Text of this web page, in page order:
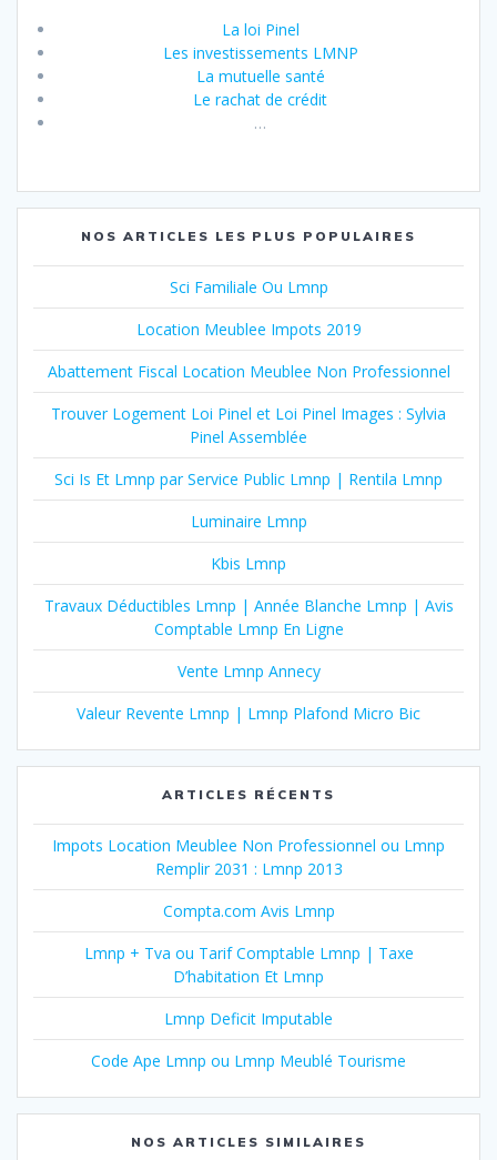
La loi Pinel
Les investissements LMNP
La mutuelle santé
Le rachat de crédit
…
NOS ARTICLES LES PLUS POPULAIRES
Sci Familiale Ou Lmnp
Location Meublee Impots 2019
Abattement Fiscal Location Meublee Non Professionnel
Trouver Logement Loi Pinel et Loi Pinel Images : Sylvia
Pinel Assemblée
Sci Is Et Lmnp par Service Public Lmnp | Rentila Lmnp
Luminaire Lmnp
Kbis Lmnp
Travaux Déductibles Lmnp | Année Blanche Lmnp | Avis
Comptable Lmnp En Ligne
Vente Lmnp Annecy
Valeur Revente Lmnp | Lmnp Plafond Micro Bic
ARTICLES RÉCENTS
Impots Location Meublee Non Professionnel ou Lmnp
Remplir 2031 : Lmnp 2013
Compta.com Avis Lmnp
Lmnp + Tva ou Tarif Comptable Lmnp | Taxe
D’habitation Et Lmnp
Lmnp Deficit Imputable
Code Ape Lmnp ou Lmnp Meublé Tourisme
NOS ARTICLES SIMILAIRES